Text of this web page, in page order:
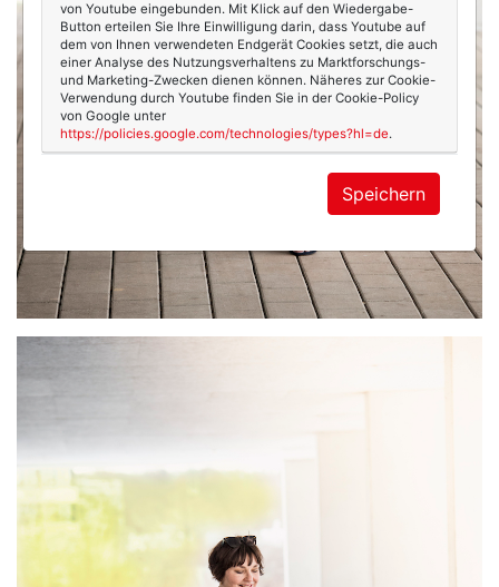
von Youtube eingebunden. Mit Klick auf den Wiedergabe-
Button erteilen Sie Ihre Einwilligung darin, dass Youtube auf
dem von Ihnen verwendeten Endgerät Cookies setzt, die auch
einer Analyse des Nutzungsverhaltens zu Marktforschungs-
und Marketing-Zwecken dienen können. Näheres zur Cookie-
Verwendung durch Youtube finden Sie in der Cookie-Policy
von Google unter
https://policies.google.com/technologies/types?hl=de.
Speichern